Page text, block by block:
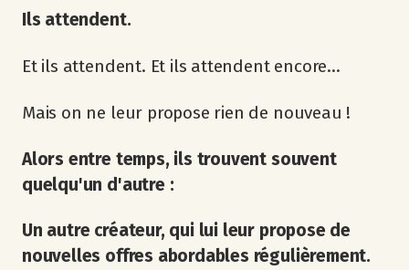
Ils attendent.
Et ils attendent. Et ils attendent encore...
Mais on ne leur propose rien de nouveau !
Alors entre temps, ils trouvent souvent
quelqu'un d'autre :
Un autre créateur, qui lui leur propose de
nouvelles offres abordables régulièrement.